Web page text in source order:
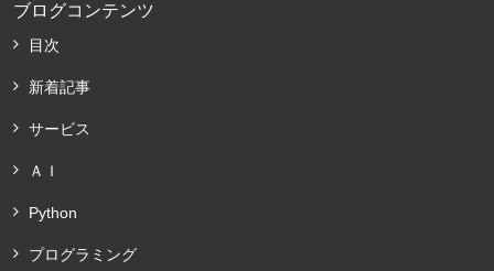
ブログコンテンツ
目次
新着記事
サービス
ＡＩ
Python
プログラミング